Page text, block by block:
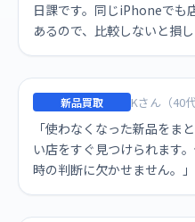
日課です。同じiPhoneでも
あるので、比較しないと損し
新品買取 Kさん（40代
「使わなくなった新品をま
い店をすぐ見つけられます
時の判断に欠かせません。」